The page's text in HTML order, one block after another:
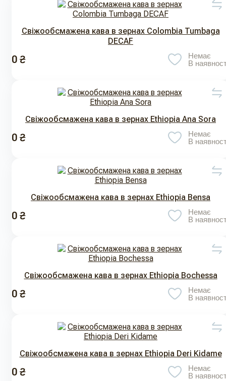
Свіжообсмажена кава в зернах Colombia Tumbaga
DECAF
0 ₴
Немає
В
Свіжообсмажена кава в зернах Ethiopia Ana Sora
0 ₴
Немає
В
Свіжообсмажена кава в зернах Ethiopia Bensa
0 ₴
Немає
В
Свіжообсмажена кава в зернах Ethiopia Bochessa
0 ₴
Немає
В
Свіжообсмажена кава в зернах Ethiopia Deri Kidame
0 ₴
Немає
В